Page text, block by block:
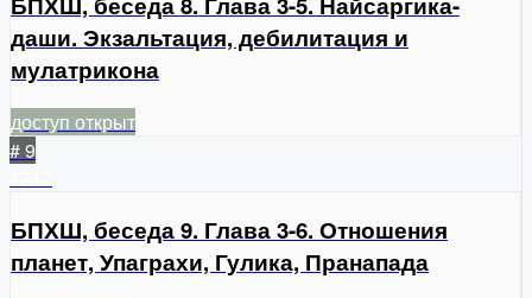
даши. Экзальтация, дебилитация и
мулатрикона
доступ открыт
# 9
БПХШ, беседа 9. Глава 3-6. Отношения
планет, Упаграхи, Гулика, Пранапада